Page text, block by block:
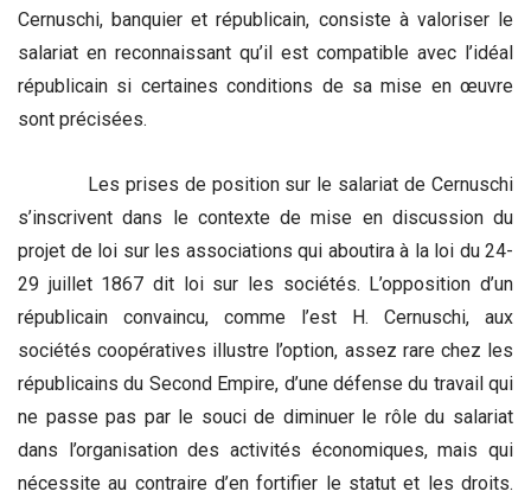
Cernuschi, banquier et républicain, consiste à valoriser le
salariat en reconnaissant qu’il est compatible avec l’idéal
républicain si certaines conditions de sa mise en œuvre
sont précisées.
Les prises de position sur le salariat de Cernuschi
s’inscrivent dans le contexte de mise en discussion du
projet de loi sur les associations qui aboutira à la loi du 24-
29 juillet 1867 dit loi sur les sociétés. L’opposition d’un
républicain convaincu, comme l’est H. Cernuschi, aux
sociétés coopératives illustre l’option, assez rare chez les
républicains du Second Empire, d’une défense du travail qui
ne passe pas par le souci de diminuer le rôle du salariat
dans l’organisation des activités économiques, mais qui
nécessite au contraire d’en fortifier le statut et les droits.